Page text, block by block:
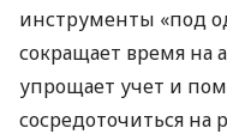
инструменты «под
сокращает время на
упрощает учет и
сосредоточиться на